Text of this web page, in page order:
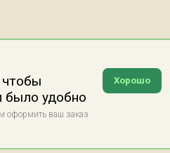
Хорошо
было удобно
оформить ваш заказ